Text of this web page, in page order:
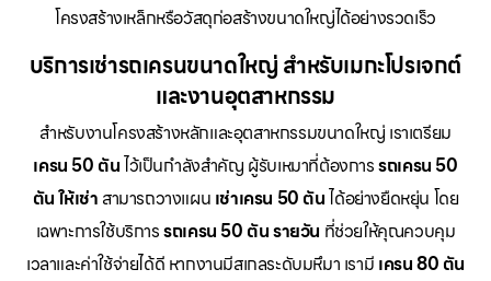
โครงสร้างเหล็กหรือวัสดุก่อสร้างขนาดใหญ่ได้อย่างรวดเร็ว
บริการเช่ารถเครนขนาดใหญ่ สำหรับเมกะโปรเจกต์
และงานอุตสาหกรรม
สำหรับงานโครงสร้างหลักและอุตสาหกรรมขนาดใหญ่ เราเตรียม
เครน 50 ตันไว้เป็นกำลังสำคัญ ผู้รับเหมาที่ต้องการรถเครน 50
ตัน ให้เช่า สามารถวางแผน เช่าเครน 50 ตันได้อย่างยืดหยุ่น โดย
เฉพาะการใช้บริการรถเครน 50 ตัน รายวัน ที่ช่วยให้คุณควบคุม
เวลาและค่าใช้จ่ายได้ดี หากงานมีสเกลระดับมหึมา เรามี เครน 80 ตัน